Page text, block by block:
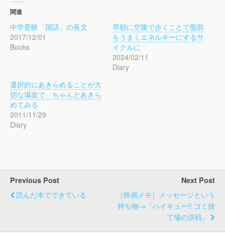
関連
中学受験「国語」の長文
2017/12/01
Books
早朝に空腹で歩くことで脂肪
をうまくエネルギーにするサ
イクルに
2024/02/11
Diary
選択的にあきらめることが大
切な場面で、ちゃんとあきら
めてみる
2011/11/29
Diary
Previous Post
読んだ本でできている
Next Post
［映画メモ］メッセージという
持ち物→「ハイキュー!! ゴミ捨
て場の決戦」